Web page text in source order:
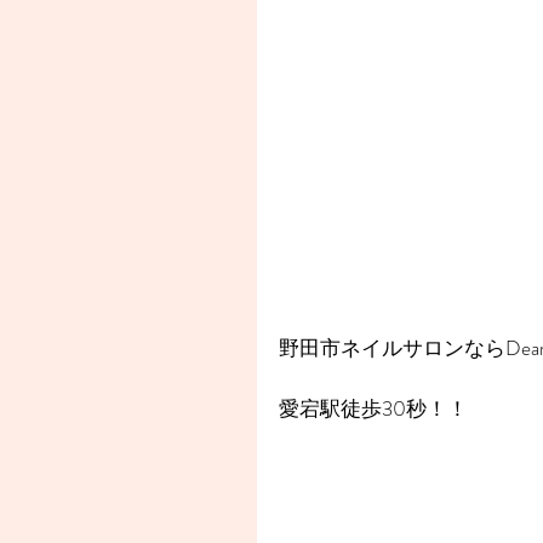
野田市ネイルサロンなら
愛宕駅徒歩30秒！！